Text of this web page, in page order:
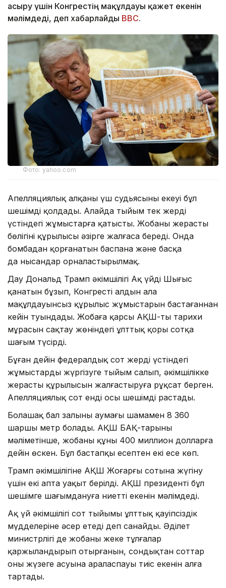
асыру үшін Конгрестің мақұлдауы қажет екенін
мәлімдеді, деп хабарлайды BBC.
Фото: yahoo.com
Апелляциялық алқаның үш судьясының екеуі бұл
шешімді қолдады. Алайда тыйым тек жердің
үстіндегі жұмыстарға қатысты. Жобаның жерасты
бөлігінің құрылысы әзірге жалғаса береді. Онда
бомбадан қорғанатын баспана және басқа
да нысандар орналастырылмақ.
Дау Дональд Трамп әкімшілігі Ақ үйдің Шығыс
қанатын бұзып, Конгрестің алдын ала
мақұлдауынсыз құрылыс жұмыстарын бастағаннан
кейін туындады. Жобаға қарсы АҚШ-тың тарихи
мұрасын сақтау жөніндегі ұлттық қоры сотқа
шағым түсірді.
Бұған дейін федералдық сот жердің үстіндегі
жұмыстарды жүргізуге тыйым салып, әкімшілікке
жерасты құрылысын жалғастыруға рұқсат берген.
Апелляциялық сот енді осы шешімді растады.
Болашақ бал залының аумағы шамамен 8 360
шаршы метр болады. АҚШ БАҚ-тарының
мәліметінше, жобаның құны 400 миллион долларға
дейін өскен. Бұл бастапқы есептен екі есе көп.
Трамп әкімшілігіне АҚШ Жоғарғы сотына жүгіну
үшін екі апта уақыт берілді. АҚШ президенті бұл
шешімге шағымдануға ниетті екенін мәлімдеді.
Ақ үй әкімшілігі сот тыйымы ұлттық қауіпсіздік
мүдделеріне әсер етеді деп санайды. Әділет
министрлігі де жобаны жеке тұлғалар
қаржыландырып отырғанын, сондықтан соттар
оның жүзеге асуына араласпауы тиіс екенін алға
тартады.